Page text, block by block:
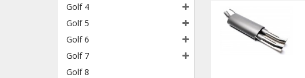
Golf 4
Golf 5
Golf 6
Golf 7
Golf 8